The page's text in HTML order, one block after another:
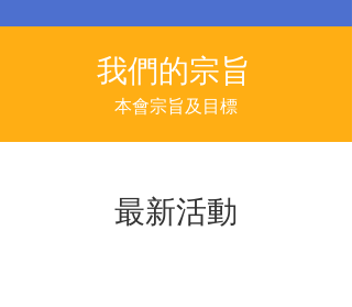
我們的宗旨
本會宗旨及目標
​最新活動